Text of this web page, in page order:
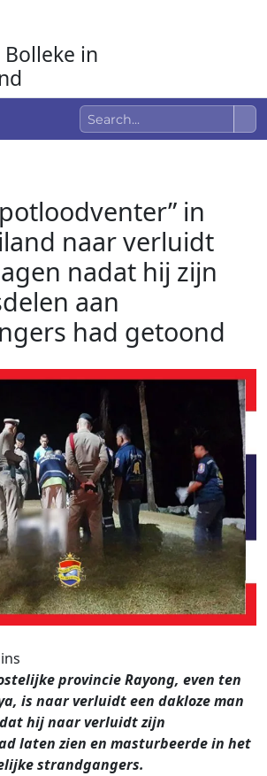
in
in
naar verluidt
nadat hij zijn
aan
had getoond
provincie Rayong, even ten
is naar verluidt een dakloze man
hij naar verluidt zijn
laten zien en masturbeerde in het
strandgangers.